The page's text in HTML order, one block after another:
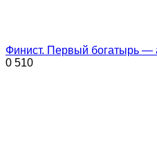
Финист. Первый богатырь —
0 510